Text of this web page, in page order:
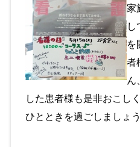
家
し
を
者
ん
した患者様も是非おこし
ひとときを過ごしましょう